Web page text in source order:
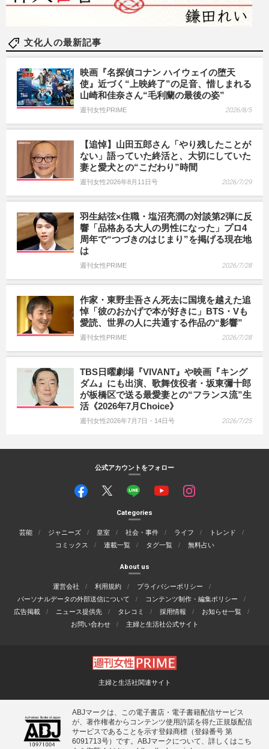
文化人の最新記事
映画『名探偵コナン ハイウェイの堕天
使』近づく“上映終了”の足音、惜しまれる
山崎和佳奈さん“毛利蘭の最後の姿”
週刊女性PRIME 2026/8/5
【追悼】山田五郎さん「やり残したことが
ない」語っていた終活と、大切にしていた
妻と愛犬との“こだわり”時間
週刊女性2026年8月11日号 2026/7/29
羽生結弦×住職・塩沼亮潤の対談第2弾に反
響「品格ある大人の男性になった」プロ4
周年で“つづきのはじまり”を掲げる現在地
は
週刊女性PRIME 2026/7/28
作家・東野圭吾さん死去に国境を越えた追
悼「彼のおかげで本が好きに」BTS・Vも
愛読、世界の人に共通する作品の“影響”
週刊女性PRIME 2026/7/28
TBS日曜劇場『VIVANT』や映画『キング
ダム』にも出演、歌舞伎役者・坂東彌十郎
が板橋区で送る最愛妻との“フランス流”生
活《2026年7月Choice》
週刊女性2026年7月7日・14日号 2026/7/25
公式アカウントをフォロー
Categories
芸能 ジャニーズ 皇室 社会・事件 ライフ
トレンド
コミックス
連載一覧 タグ一覧 無料占い
About us
運営会社 利用規約
プライバシーポリシー
パーソナルデータの外部送信について
コンテンツ制作・編集ポリシー
広告掲載
ニュース提供先 タレコミ 採用情報
お知らせ一覧
お問い合わせ
主婦と生活社公式サイト
主婦と生活社関連サイト
ABJマークは、この電子書店・電子書籍配信サービス
が、著作権者からコンテンツ使用許諾を得た正規版配信
サービスであることを示す登録商標（登録番号 第
6091713号）です。ABJマークについて、詳しくはこち